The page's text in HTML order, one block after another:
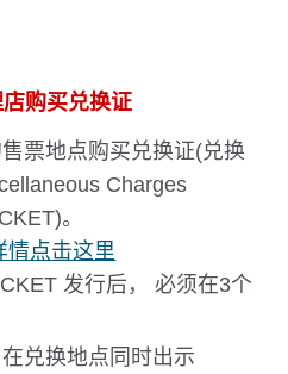
购买兑换证
票地点购买兑换证(兑换
Charges
。
情点击这里
发行后， 必须在3个
兑换地点同时出示